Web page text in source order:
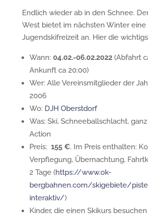
Endlich wieder ab in den Schnee.
West bietet im nächsten Winter eine
Jugendskifreizeit an. Hier die
Wann: 04.02.-06.02.2022(Abfahrt
Ankunft ca 20:00)
Wer: Alle Vereinsmitglieder der
2006
Wo: DJH Oberstdorf
Was: Ski, Schneeballschlacht,
Action
Preis: 155 €. Im Preis enthalten:
Verpflegung, Übernachtung,
2 Tage (https://www.ok-
bergbahnen.com/skigebiete/
interaktiv/)
Kinder, die einen Skikurs